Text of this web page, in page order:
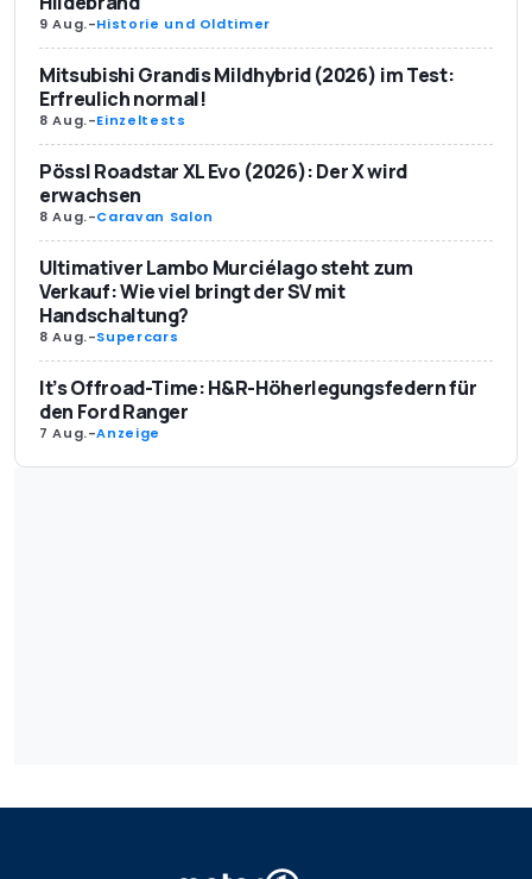
9 Aug.-Historie und Oldtimer
Mitsubishi Grandis Mildhybrid (2026) im Test:
Erfreulich normal!
8 Aug.-Einzeltests
Pössl Roadstar XL Evo (2026): Der X wird
erwachsen
8 Aug.-Caravan Salon
Ultimativer Lambo Murciélago steht zum
Verkauf: Wie viel bringt der SV mit
Handschaltung?
8 Aug.-Supercars
It’s Offroad-Time: H&R-Höherlegungsfedern für
den Ford Ranger
7 Aug.-Anzeige